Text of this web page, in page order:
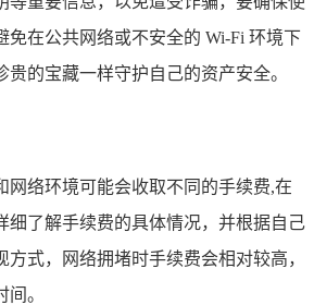
免在公共网络或不安全的 Wi-Fi 环境下
的宝藏一样守护自己的资产安全。
网络环境可能会收取不同的手续费,在
细了解手续费的具体情况，并根据自己
方式，网络拥堵时手续费会相对较高，
。